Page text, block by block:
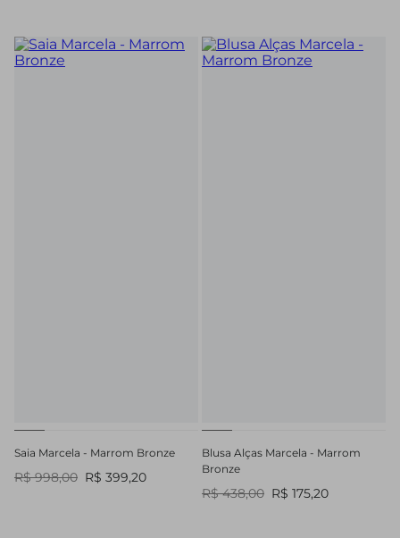
Saia Marcela - Marrom Bronze
R$ 998,00 R$ 399,20
Blusa Alças Marcela - Marrom
Bronze
R$ 438,00 R$ 175,20